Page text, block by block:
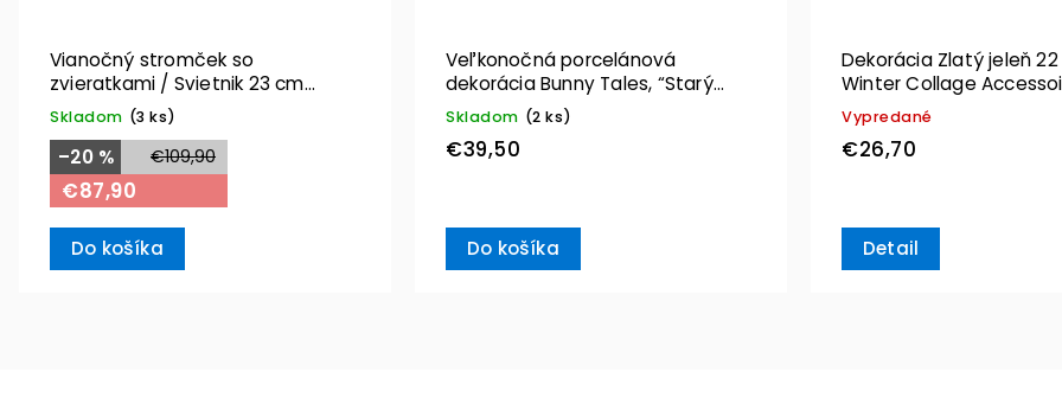
Vianočný stromček so
zvieratkami / Svietnik 23 cm
Christmas Toys – Villeroy & Boch
Skladom (3 ks)
€109,90
–20 %
€87,90
Do košíka
Veľkonočná porcelánová
dekorácia Bunny Tales, “Starý
otec Hans” 14,5 cm – Villeroy &
Skladom (2 ks)
€39,50
Do košíka
Dekorácia Zlatý jeleň
Winter Collage
Villeroy & Boch
Vypredané
€26,70
Detail